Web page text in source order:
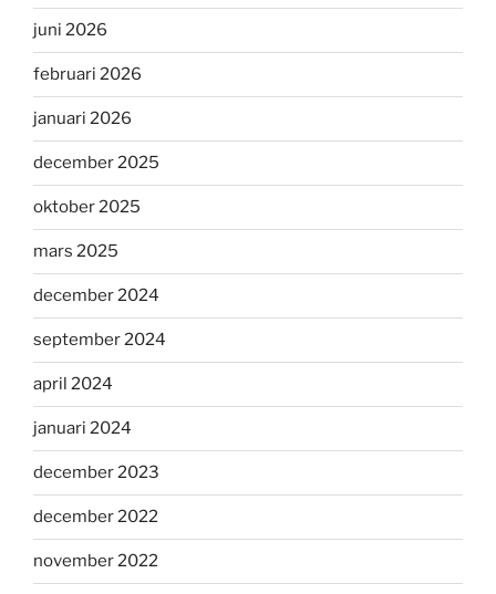
juni 2026
februari 2026
januari 2026
december 2025
oktober 2025
mars 2025
december 2024
september 2024
april 2024
januari 2024
december 2023
december 2022
november 2022